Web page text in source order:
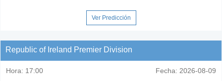
Ver Predicción
Republic of Ireland Premier Division
Hora: 17:00 Fecha: 2026-08-09